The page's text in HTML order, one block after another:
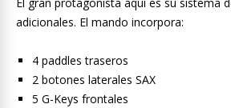
adicionales. El mando incorpora:
4 paddles traseros
2 botones laterales SAX
5 G-Keys frontales